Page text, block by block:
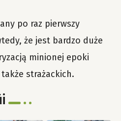
po raz pierwszy
że jest bardzo duże
minionej epoki
strażackich.